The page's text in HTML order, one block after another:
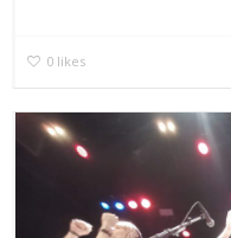
0 likes